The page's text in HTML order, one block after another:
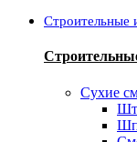
Строительные
Сухие